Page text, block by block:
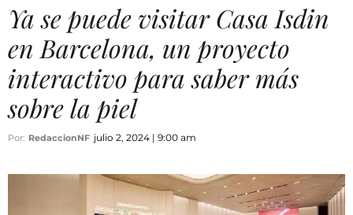
Ya se puede visitar Casa Isdin
en Barcelona, un proyecto
interactivo para saber más
sobre la piel
Por: RedaccionNF julio 2, 2024 | 9:00 am